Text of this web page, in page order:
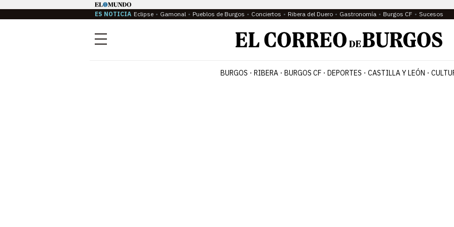
ES NOTICIA Eclipse Gamonal Pueblos de Burgos Conciertos Ribera del Duero Gastronomía Burgos CF Sucesos
Menú
BURGOS RIBERA BURGOS CF DEPORTES CASTILLA Y LEÓN